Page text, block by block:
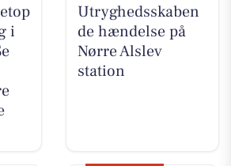
i
Utryghedsskaben
de hændelse på
Nørre Alslev
station